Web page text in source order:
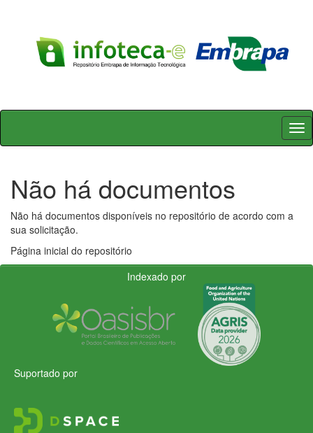
Skip
Não há documentos
Não há documentos disponíveis no repositório de acordo com a
sua solicitação.
Página inicial do repositório
Indexado por
Suportado por